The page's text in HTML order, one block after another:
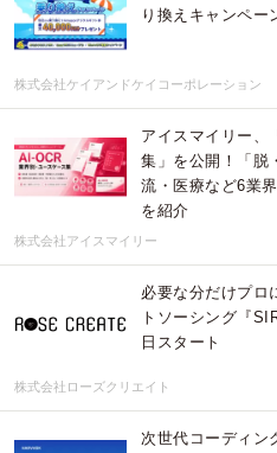
り換えキャンペー
株式会社ケイアンドケイコーポレーション
アイスマイリー、
集」を公開！「脱
流・医療など6業
を紹介
株式会社アイスマイリー
必要な分だけプロ
トソーシング『
日スタート
株式会社ローズクリエイト
次世代コーディン